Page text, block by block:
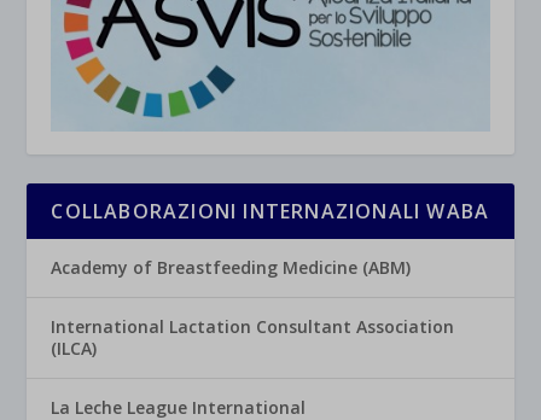
COLLABORAZIONI INTERNAZIONALI WABA
Academy of Breastfeeding Medicine (ABM)
International Lactation Consultant Association
(ILCA)
La Leche League International